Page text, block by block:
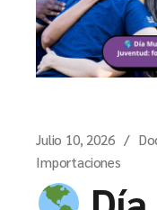
Julio 10, 2026
Importaciones